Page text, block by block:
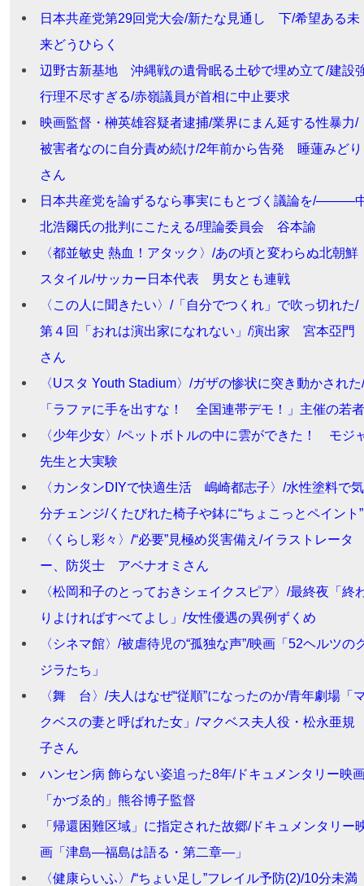
日本共産党第29回党大会/新たな見通し 下/希望ある未
来どうひらく
辺野古新基地 沖縄戦の遺骨眠る土砂で埋め立て/建設
行理不尽すぎる/赤嶺議員が首相に中止要求
映画監督・榊英雄容疑者逮捕/業界にまん延する性暴力/
被害者なのに自分責め続け/2年前から告発 睡蓮みどり
さん
日本共産党を論ずるなら事実にもとづく議論を/―――
北浩爾氏の批判にこたえる/理論委員会 谷本諭
〈都並敏史 熱血！アタック〉/あの頃と変わらぬ北朝鮮
スタイル/サッカー日本代表 男女とも連戦
〈この人に聞きたい〉/「自分でつくれ」で吹っ切れた/
第４回「おれは演出家になれない」/演出家 宮本亞門
さん
〈Uスタ Youth Stadium〉/ガザの惨状に突き動かされた/
「ラファに手を出すな！ 全国連帯デモ！」主催の若
〈少年少女〉/ペットボトルの中に雲ができた！ モジ
先生と大実験
〈カンタンDIYで快適生活 嶋崎都志子〉/水性塗料で気
分チェンジ/くたびれた椅子や鉢に“ちょこっとペイント”
〈くらし彩々〉/“必要”見極め災害備え/イラストレータ
ー、防災士 アベナオミさん
〈松岡和子のとっておきシェイクスピア〉/最終夜「終
りよければすべてよし」/女性優遇の異例ずくめ
〈シネマ館〉/被虐待児の“孤独な声”/映画「52ヘルツの
ジラたち」
〈舞 台〉/夫人はなぜ“従順”になったのか/青年劇場「
クベスの妻と呼ばれた女」/マクベス夫人役・松永亜規
子さん
ハンセン病 飾らない姿追った8年/ドキュメンタリー映
「かづゑ的」熊谷博子監督
「帰還困難区域」に指定された故郷/ドキュメンタリー
画「津島―福島は語る・第二章―」
〈健康らいふ〉/“ちょい足し”フレイル予防(2)/10分未満